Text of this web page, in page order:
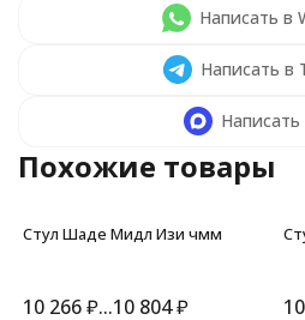
Написать в
Написать в
Написать
Похожие товары
Стул Шаде Мидл Изи чмм
10 266₽...10 804₽